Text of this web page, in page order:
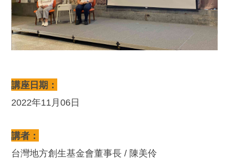
講座日期：
2022年11月06日
講者：
台灣地方創生基金會董事長 / 陳美伶